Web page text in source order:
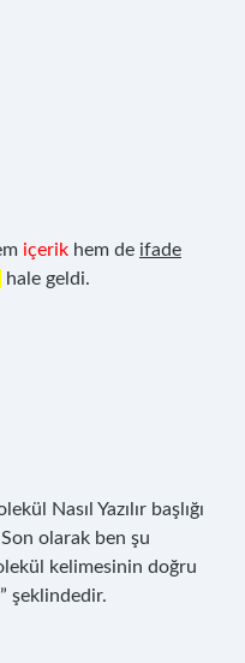
içerik hem de ifade
hale geldi.
Nasıl Yazılır başlığı
olarak ben şu
kelimesinin doğru
şeklindedir.